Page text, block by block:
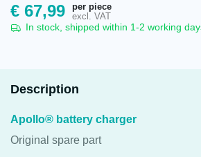
€ 67,99
per piece
excl. VAT
In stock, shipped within 1-2 working
Description
Apollo® battery charger
Original spare part